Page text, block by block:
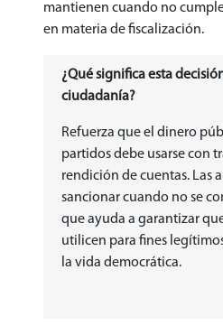
mantienen cuando no
en materia de fiscalización.
¿Qué significa esta
ciudadanía?
Refuerza que el dinero
partidos debe usarse con
rendición de cuentas. Las
sancionar cuando no se
que ayuda a garantizar
utilicen para fines
la vida democrática.